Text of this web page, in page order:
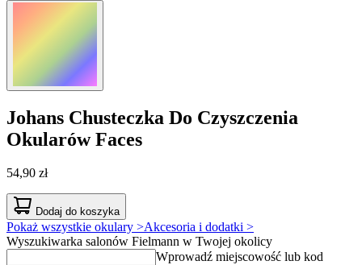
Johans Chusteczka Do Czyszczenia
Okularów Faces
54,90 zł
Dodaj do koszyka
Pokaż wszystkie okulary >Akcesoria i dodatki >
Wyszukiwarka salonów Fielmann w Twojej okolicy
Wprowadź miejscowość lub kod